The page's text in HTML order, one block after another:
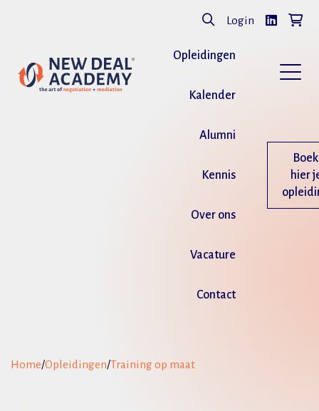
Login
Opleidingen
Kalender
Alumni
Kennis
Over ons
Vacature
Contact
Boek
hier
Home/Opleidingen/Training op maat